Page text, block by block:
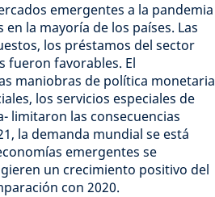
emergentes a la pandemia
la mayoría de los países. Las
los préstamos del sector
fueron favorables. El
maniobras de política monetaria
los servicios especiales de
limitaron las consecuencias
la demanda mundial se está
emergentes se
un crecimiento positivo del
con 2020.